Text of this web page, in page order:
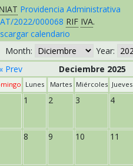
Providencia Administrativa
2022/000068 RIF IVA.
calendario
Month:
Year:
« Prev
Deciembre 2025
Lunes Martes Miércoles Jueves
1 2 3 4
8 9 10 11